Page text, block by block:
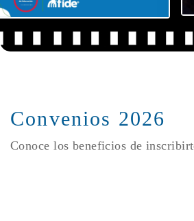
Convenios 2026
Conoce los beneficios de